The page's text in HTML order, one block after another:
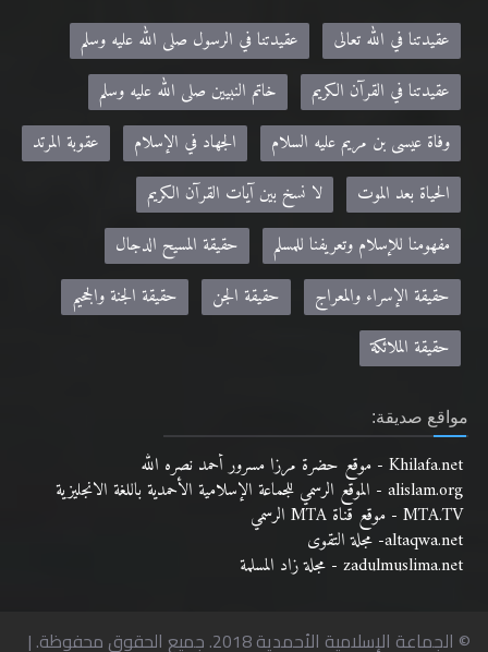
عقيدتنا في الله تعالى
عقيدتنا في الرسول صلى الله عليه وسلم
عقيدتنا في القرآن الكريم
خاتم النبيين صلى الله عليه وسلم
وفاة عيسى بن مريم عليه السلام
الجهاد في الإسلام
عقوبة المرتد
الحياة بعد الموت
لا نسخ بين آيات القرآن الكريم
مفهومنا للإسلام وتعريفنا للمسلم
حقيقة المسيح الدجال
حقيقة الإسراء والمعراج
حقيقة الجن
حقيقة الجنة والجحيم
حقيقة الملائكة
مواقع صديقة:
Khilafa.net - موقع حضرة مرزا مسرور أحمد نصره الله
alislam.org - الموقع الرسمي للجماعة الإسلامية الأحمدية باللغة الانجليزية
MTA.TV - موقع قناة MTA الرسمي
altaqwa.net- مجلة التقوى
zadulmuslima.net - مجلة زاد المسلمة
© الجماعة الإسلامية الأحمدية 2018. جميع الحقوق محفوظة. |